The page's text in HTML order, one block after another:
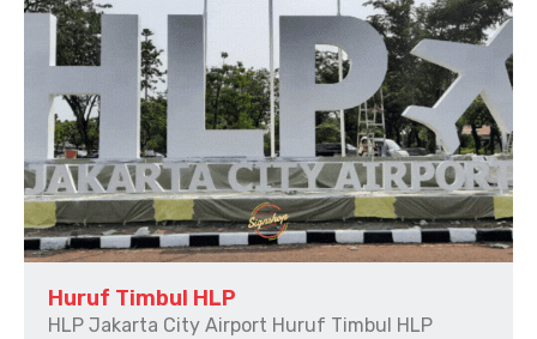
Huruf Timbul HLP
HLP Jakarta City Airport Huruf Timbul HLP